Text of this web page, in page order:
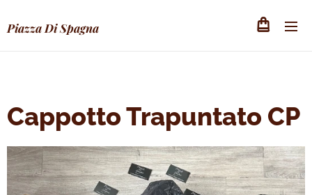
Piazza Di Spagna
Cappotto Trapuntato CP